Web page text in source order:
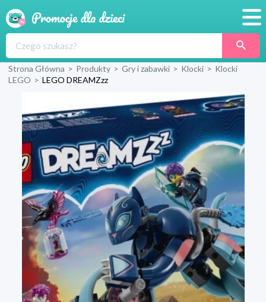
Produkty
Sklepy
Wyprawka
Strona Główna > Produkty > Gry i zabawki > Klocki > Klocki
LEGO > LEGO DREAMZzz